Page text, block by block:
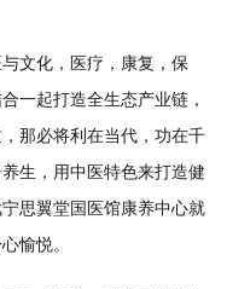
文化，医疗，康复，保
一起打造全生态产业链，
那必将利在当代，功在千
生，用中医特色来打造健
思翼堂国医馆康养中心就
愉悦。